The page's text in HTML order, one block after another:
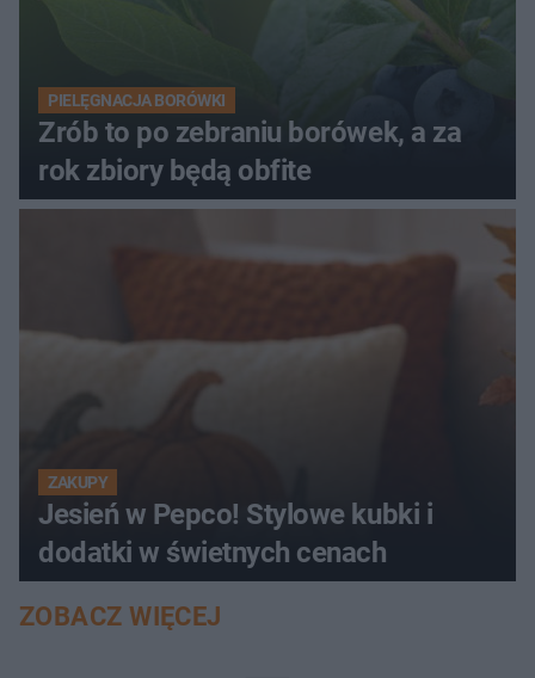
PIELĘGNACJA BORÓWKI
Zrób to po zebraniu borówek, a za
rok zbiory będą obfite
ZAKUPY
Jesień w Pepco! Stylowe kubki i
dodatki w świetnych cenach
ZOBACZ WIĘCEJ